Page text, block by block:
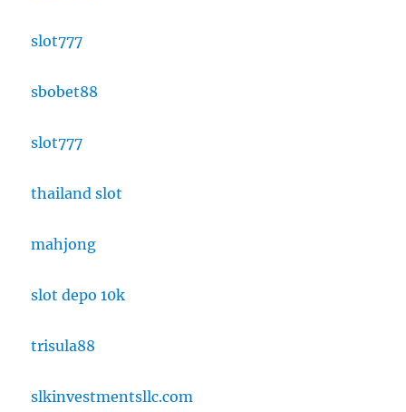
slot777
sbobet88
slot777
thailand slot
mahjong
slot depo 10k
trisula88
slkinvestmentsllc.com